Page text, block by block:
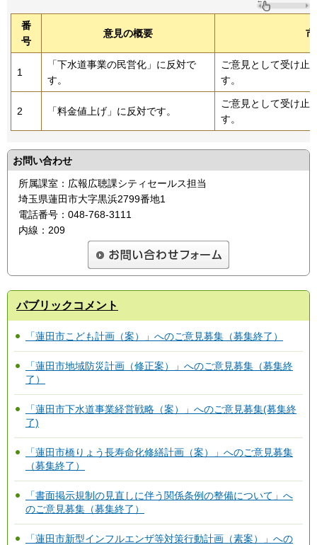
番
号
意見の概要
1
「下水道事業の民営化」に反対で
す。
ご意見として受け止
す。
2 「料金値上げ」に反対です。
ご意見として受け止
す。
お問い合わせ
所属課室：広報広聴課シティセールス担当
埼玉県蓮田市大字黒浜2799番地1
電話番号：048-768-3111
内線：209
パブリックコメント
「蓮田市こども計画（案）」へのご意見募集（募集終了）
「蓮田市地域防災計画（修正案）」へのご意見募集（募集終
了）
「蓮田市下水道事業経営戦略（案）」へのご意見募集(募集終
了)
「蓮田市橋りょう長寿命化修繕計画（案）」へのご意見募集
（募集終了）
「書面掲示規制の見直しに伴う関係条例の整備について」へ
のご意見募集（募集終了）
「蓮田市新型インフルエンザ等対策行動計画（素案）」への